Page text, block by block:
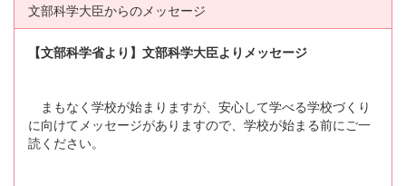
文部科学大臣からのメッセージ
【文部科学省より】文部科学大臣よりメッセージ
まもなく学校が始まりますが、安心して学べる学校づくり
に向けてメッセージがありますので、学校が始まる前にご一
読ください。